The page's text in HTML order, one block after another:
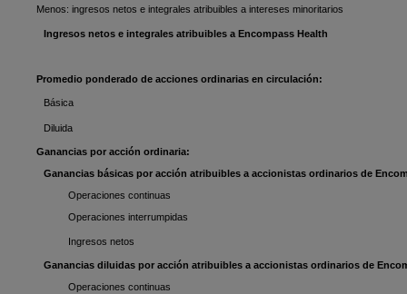
Menos: ingresos netos e integrales atribuibles a intereses minoritarios
Ingresos netos e integrales atribuibles a Encompass Health
Promedio ponderado de acciones ordinarias en circulación:
Básica
Diluida
Ganancias por acción ordinaria:
Ganancias básicas por acción atribuibles a accionistas ordinarios de
Operaciones continuas
Operaciones interrumpidas
Ingresos netos
Ganancias diluidas por acción atribuibles a accionistas ordinarios de
Operaciones continuas